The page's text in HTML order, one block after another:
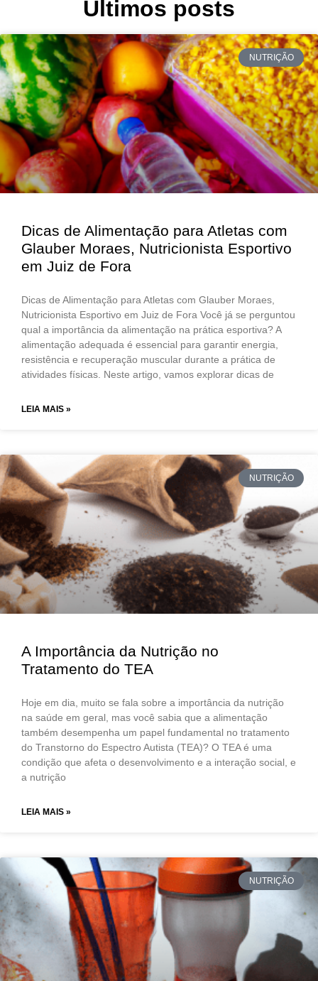
Últimos posts
NUTRIÇÃO
Dicas de Alimentação para Atletas com
Glauber Moraes, Nutricionista Esportivo
em Juiz de Fora
Dicas de Alimentação para Atletas com Glauber Moraes,
Nutricionista Esportivo em Juiz de Fora Você já se perguntou
qual a importância da alimentação na prática esportiva? A
alimentação adequada é essencial para garantir energia,
resistência e recuperação muscular durante a prática de
atividades físicas. Neste artigo, vamos explorar dicas de
LEIA MAIS »
NUTRIÇÃO
A Importância da Nutrição no
Tratamento do TEA
Hoje em dia, muito se fala sobre a importância da nutrição
na saúde em geral, mas você sabia que a alimentação
também desempenha um papel fundamental no tratamento
do Transtorno do Espectro Autista (TEA)? O TEA é uma
condição que afeta o desenvolvimento e a interação social, e
a nutrição
LEIA MAIS »
NUTRIÇÃO